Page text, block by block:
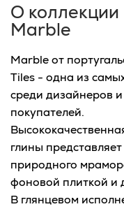
О
Marble
Marble от
Tiles - одна из
среди дизайнеров
покупателей.
глины
природного
фоновой плиткой и
В глянцевом